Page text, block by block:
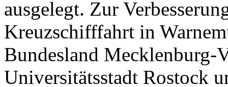
ausgelegt. Zur
Kreuzschifffahrt in
Bundesland Mecklenburg-
Universitätsstadt Rostock